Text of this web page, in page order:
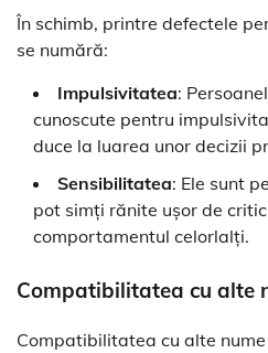
În schimb, printre defectele
se numără:
Impulsivitatea:
cunoscute pentru
duce la luarea unor decizii
Sensibilitatea: Ele sunt
pot simți rănite ușor de
comportamentul celorlalți.
Compatibilitatea cu alte
Compatibilitatea cu alte